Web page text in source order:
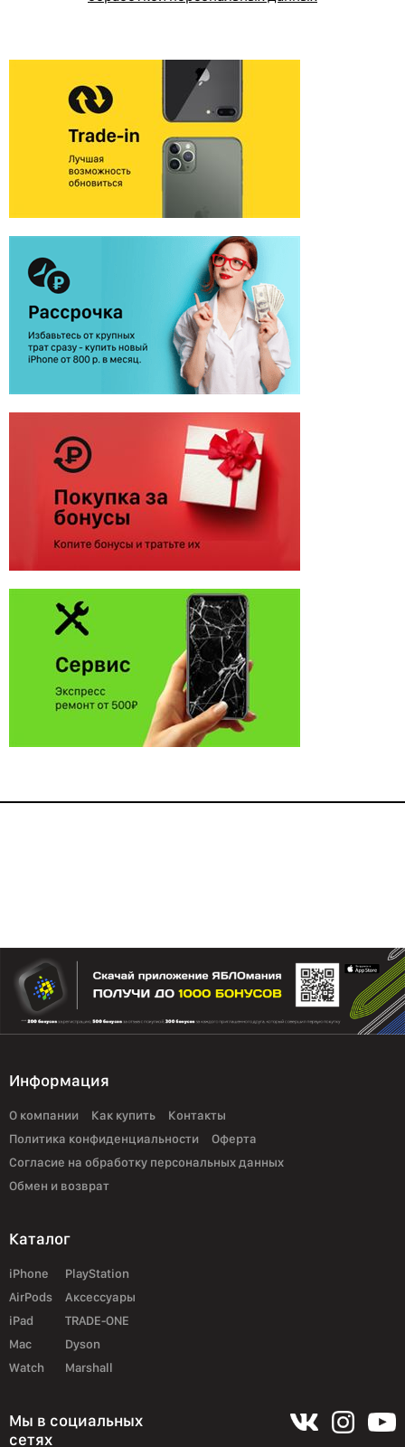
Информация
О компании Как купить
Контакты
Политика конфиденциальности
Оферта
Согласие на обработку персональных данных
Обмен и возврат
Каталог
iPhone
AirPods
iPad
Mac
Watch
PlayStation
Аксессуары
TRADE-ONE
Dyson
Marshall
Мы в социальных
сетях